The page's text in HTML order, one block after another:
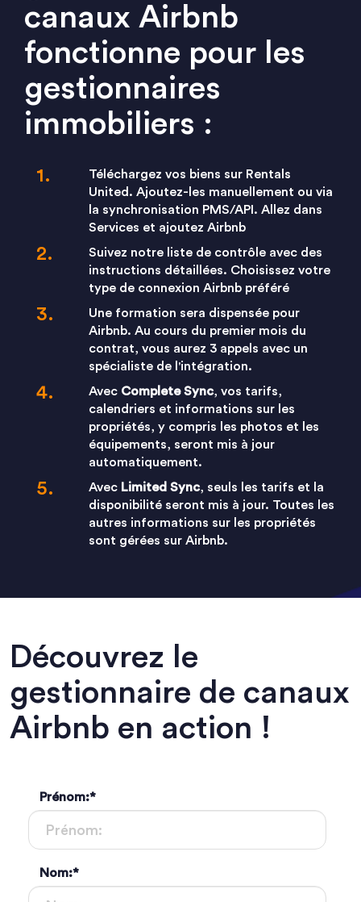
canaux Airbnb
fonctionne pour les
gestionnaires
immobiliers :
Téléchargez vos biens sur Rentals
United. Ajoutez-les manuellement ou via
la synchronisation PMS/API. Allez dans
Services et ajoutez Airbnb
Suivez notre liste de contrôle avec des
instructions détaillées. Choisissez votre
type de connexion Airbnb préféré
Une formation sera dispensée pour
Airbnb. Au cours du premier mois du
contrat, vous aurez 3 appels avec un
spécialiste de l'intégration.
Avec Complete Sync, vos tarifs,
calendriers et informations sur les
propriétés, y compris les photos et les
équipements, seront mis à jour
automatiquement.
Avec Limited Sync, seuls les tarifs et la
disponibilité seront mis à jour. Toutes les
autres informations sur les propriétés
sont gérées sur Airbnb.
Découvrez le
gestionnaire de canaux
Airbnb en action !
Prénom:*
Nom:*